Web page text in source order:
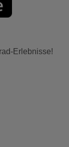
Erlebnisse!